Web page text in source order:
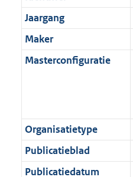
a
t
a
a
t
m
a
a
t
r
m
a
a
Jaargang
Maker
Masterconfiguratie
Organisatietype
Publicatieblad
Publicatiedatum